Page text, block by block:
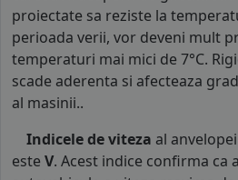
proiectate sa reziste la
perioada verii, vor deveni mult
temperaturi mai mici de 7°C.
scade aderenta si afecteaza
al masinii..
Indicele de viteza al
este V. Acest indice confirma ca